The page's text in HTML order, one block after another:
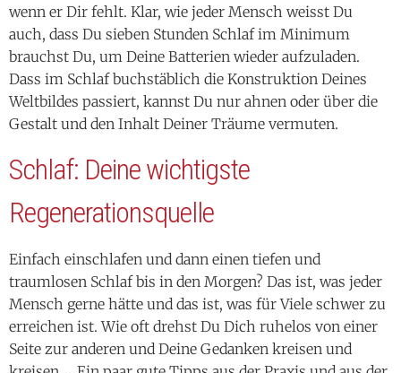
Dass im Schlaf buchstäblich die Konstruktion Deines
Weltbildes passiert, kannst Du nur ahnen oder über die
Gestalt und den Inhalt Deiner Träume vermuten.
Schlaf: Deine wichtigste
traumlosen Schlaf bis in den Morgen? Das ist, was jeder
erreichen ist. Wie oft drehst Du Dich ruhelos von einer
Seite zur anderen und Deine Gedanken kreisen und
kreisen … Ein paar gute Tipps aus der Praxis und aus der
Schlafwissenschaft können Dir vielleicht helfen, das Ziel
eines tiefen und guten Schlafes zu erreichen.